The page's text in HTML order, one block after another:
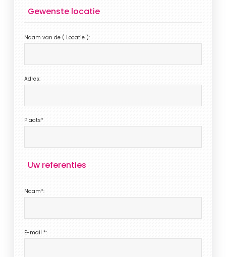
Gewenste locatie
Naam van de ( Locatie ):
Adres:
Plaats*
Uw referenties
Naam*:
E-mail *: